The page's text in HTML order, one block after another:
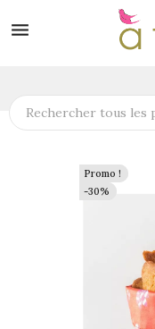

Promo !
-30%
Promo !
-30%